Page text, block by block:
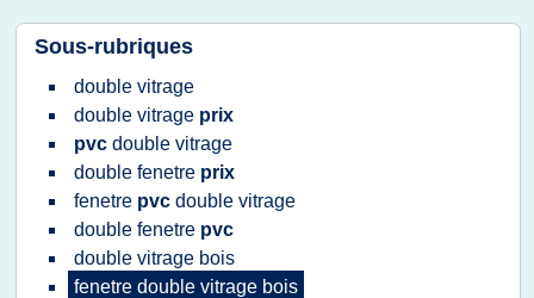
Sous-rubriques
double vitrage
double vitrage prix
pvc double vitrage
double fenetre prix
fenetre pvc double vitrage
double fenetre pvc
double vitrage bois
fenetre double vitrage bois